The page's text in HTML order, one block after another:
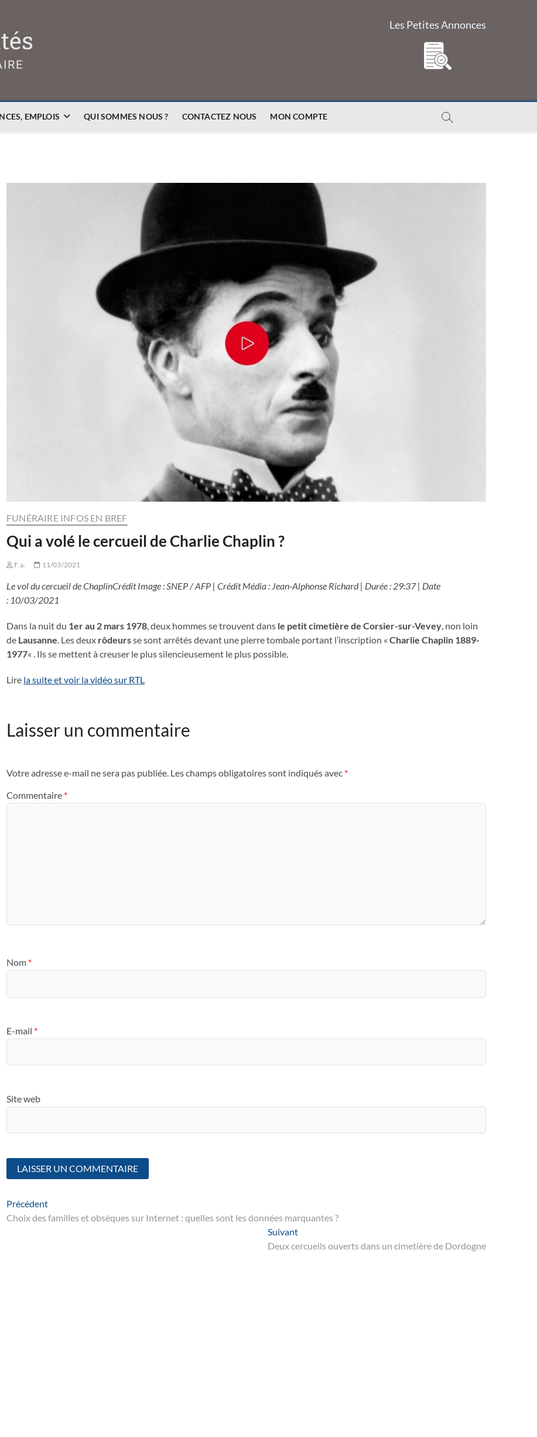
Les Petites Annonces
EMPLOIS QUI SOMMES NOUS ? CONTACTEZ NOUS MON COMPTE
FUNÉRAIRE INFOS EN BREF
Qui a volé le cercueil de Charlie Chaplin ?
F.a. 11/03/2021
Le vol du cercueil de ChaplinCrédit Image : SNEP / AFP | Crédit Média : Jean-Alphonse Richard | Durée : 29:37 | Date
: 10/03/2021
Dans la nuit du 1er au 2 mars 1978 , deux hommes se trouvent dans le petit cimetière de Corsier-sur-Vevey , non loin
de Lausanne . Les deux rôdeursse sont arrêtés devant une pierre tombale portant l’inscription « Charlie Chaplin 1889-
1977« . Ils se mettent à creuser le plus silencieusement le plus possible.
Lire la suite et voir la vidéo sur RTL
Laisser un commentaire
Votre adresse e-mail ne sera pas publiée. Les champs obligatoires sont indiqués avec *
Commentaire *
Nom *
E-mail *
Site web
Navigation
de
PrécédentArticle
suivant
Choix des familles et obsèques sur Internet : quelles sont les données marquantes ?
SuivantSuivant
post:
Deux cercueils ouverts dans un cimetière de Dordogne